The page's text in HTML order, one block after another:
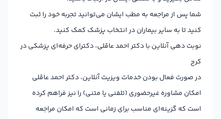
شما پس از مراجعه به مطب ایشان می‌توانید تجربه خود را ثبت
کنید تا به سایر بیماران در انتخاب پزشک کمک کنید.
نوبت دهی آنلاین با دکتر احمد عاقلی، دکترای حرفه‌ای پزشکی در
کرج
در صورت فعال بودن خدمات ویزیت آنلاین، دکتر احمد عاقلی
امکان مشاوره غیرحضوری (تلفنی یا متنی) را نیز فراهم کرده
است که گزینه‌ای مناسب برای زمانی است که امکان مراجعه